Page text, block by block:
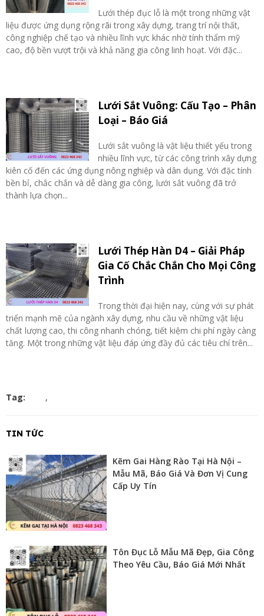
Lưới thép đục lỗ là một trong những vật
liệu được ứng dụng rộng rãi trong xây dựng, trang trí nội thất,
công nghiệp chế tạo và nhiều lĩnh vực khác nhờ tính thẩm mỹ
cao, độ bền vượt trội và khả năng gia công linh hoạt. Với đặc...
Lưới Sắt Vuông: Cấu Tạo – Phân
Loại – Báo Giá
Lưới sắt vuông là vật liệu thiết yếu trong
nhiều lĩnh vực, từ các công trình xây dựng
kiên cố đến các ứng dụng nông nghiệp và dân dụng. Với đặc tính
bền bỉ, chắc chắn và dễ dàng gia công, lưới sắt vuông đã trở
thành lựa chọn...
Lưới Thép Hàn D4 – Giải Pháp
Gia Cố Chắc Chắn Cho Mọi Công
Trình
Trong thời đại hiện nay, cùng với sự phát
triển mạnh mẽ của ngành xây dựng, nhu cầu về những vật liệu
chất lượng cao, thi công nhanh chóng, tiết kiệm chi phí ngày càng
tăng. Một trong những vật liệu đáp ứng đầy đủ các tiêu chí trên...
Tag: ,
TIN TỨC
Kẽm Gai Hàng Rào Tại Hà Nội –
Mẫu Mã, Báo Giá Và Đơn Vị Cung
Cấp Uy Tín
Tôn Đục Lỗ Mẫu Mã Đẹp, Gia Công
Theo Yêu Cầu, Báo Giá Mới Nhất